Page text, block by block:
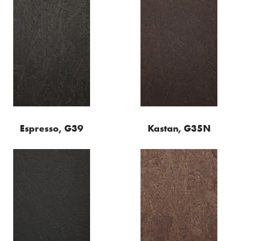
Espresso, G39 Kastan, G35N